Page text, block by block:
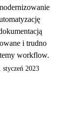
i trudno
workflow.
styczeń 2023